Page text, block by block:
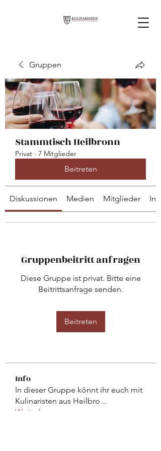
Gruppen
Stammtisch Heilbronn
Privat · 7 Mitglieder
Beitreten
Diskussionen Medien Mitglieder Info
Gruppenbeitritt anfragen
Diese Gruppe ist privat. Bitte eine
Beitrittsanfrage senden.
Beitreten
Info
In dieser Gruppe könnt ihr euch mit
Kulinaristen aus Heilbro...
Weiterlesen